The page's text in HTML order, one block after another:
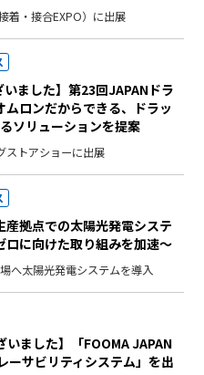
着・接合EXPO）に出展
いました】第23回JAPANドラ
ロンだからできる、ドラッ
ソリューションを提案
ストアショーに出展
拠点での太陽光発電システ
に向けた取り組みを加速～
へ太陽光発電システムを導入
いました】「FOOMA JAPAN
ーサビリティシステム」を出